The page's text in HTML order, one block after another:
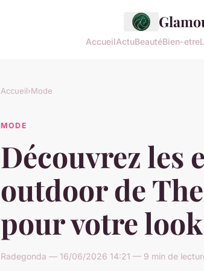
AccueilActuBeautéBien-etre
Accueil›Mode
MODE
Découvrez les
outdoor de
pour votre look
Radegonda — 16/06/2026 14:21 — 9 min de